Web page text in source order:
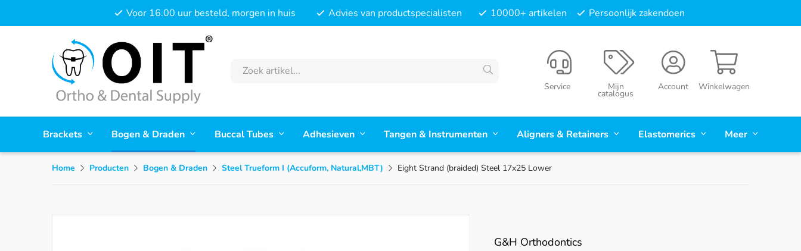
Voor 16.00 uur besteld, morgen in huis Advies van productspecialisten 10000+ artikelen Persoonlijk zakendoen
Winkelwagen
Account
Mijn
catalogus
Service
Brackets Bogen & Draden Buccal Tubes Adhesieven Tangen & Instrumenten Aligners & Retainers Elastomerics Meer
Home Producten Bogen & Draden Steel Trueform I (Accuform, Natural,MBT) Eight Strand (braided) Steel 17x25 Lower
G&H Orthodontics